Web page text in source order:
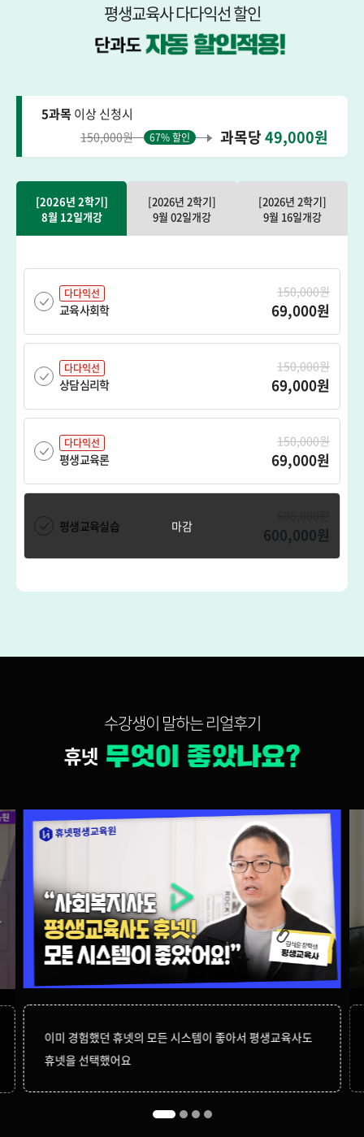
평생교육사 다다익선 할인
5과목이상 신청시
150,000원 67% 할인 과목당49,000원
[2026년 2학기]
8월 12일개강
[2026년 2학기]
9월 02일개강
[2026년 2학기]
9월 16일개강
다다익선
교육사회학
150,000원
69,000원
다다익선
상담심리학
150,000원
69,000원
다다익선
평생교육론
150,000원
69,000원
평생교육실습 600,000원
수강생이 말하는 리얼후기
이미 경험했던 휴넷의 모든 시스템이 좋아서 평생교육사도
휴넷을 선택했어요